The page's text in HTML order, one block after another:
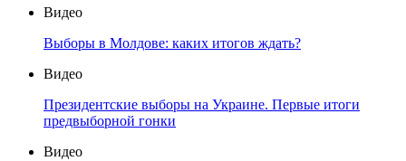
Видео
Выборы в Молдове: каких итогов ждать?
Видео
Президентские выборы на Украине. Первые итоги
предвыборной гонки
Видео